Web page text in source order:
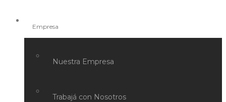
Empresa
Nuestra Empresa
Trabajá con Nosotros